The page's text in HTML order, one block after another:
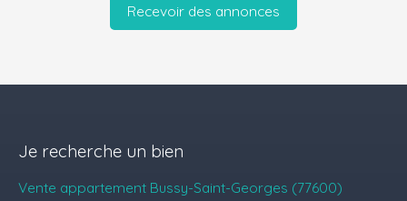
Recevoir des annonces
Je recherche un bien
Vente appartement Bussy-Saint-Georges (77600)